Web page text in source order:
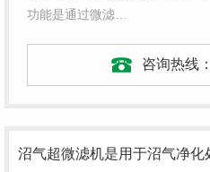
功能是通过微滤…
咨询热线：
沼气超微滤机是用于沼气净